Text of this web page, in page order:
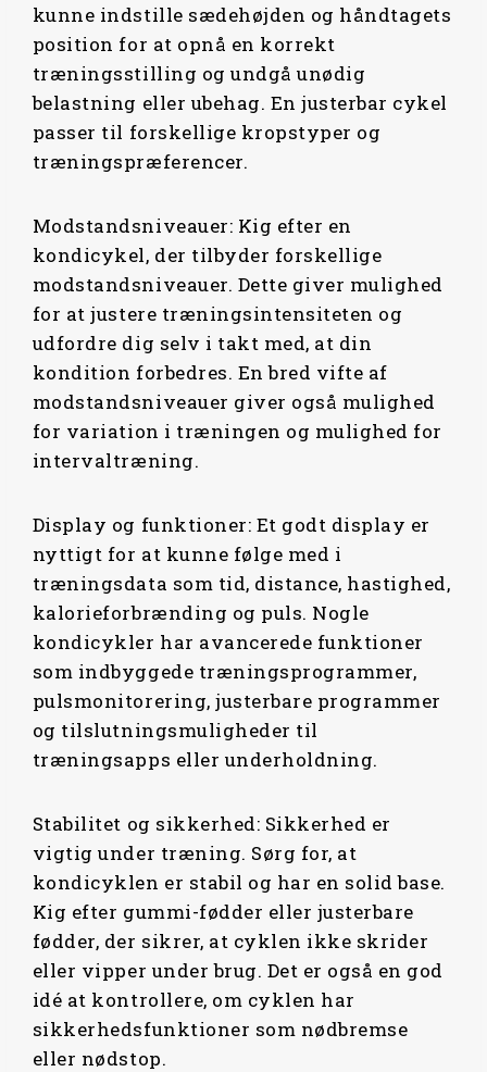
kunne indstille sædehøjden og håndtagets
position for at opnå en korrekt
træningsstilling og undgå unødig
belastning eller ubehag. En justerbar cykel
passer til forskellige kropstyper og
træningspræferencer.
Modstandsniveauer: Kig efter en
kondicykel, der tilbyder forskellige
modstandsniveauer. Dette giver mulighed
for at justere træningsintensiteten og
udfordre dig selv i takt med, at din
kondition forbedres. En bred vifte af
modstandsniveauer giver også mulighed
for variation i træningen og mulighed for
intervaltræning.
Display og funktioner: Et godt display er
nyttigt for at kunne følge med i
træningsdata som tid, distance, hastighed,
kalorieforbrænding og puls. Nogle
kondicykler har avancerede funktioner
som indbyggede træningsprogrammer,
pulsmonitorering, justerbare programmer
og tilslutningsmuligheder til
træningsapps eller underholdning.
Stabilitet og sikkerhed: Sikkerhed er
vigtig under træning. Sørg for, at
kondicyklen er stabil og har en solid base.
Kig efter gummi-fødder eller justerbare
fødder, der sikrer, at cyklen ikke skrider
eller vipper under brug. Det er også en god
idé at kontrollere, om cyklen har
sikkerhedsfunktioner som nødbremse
eller nødstop.